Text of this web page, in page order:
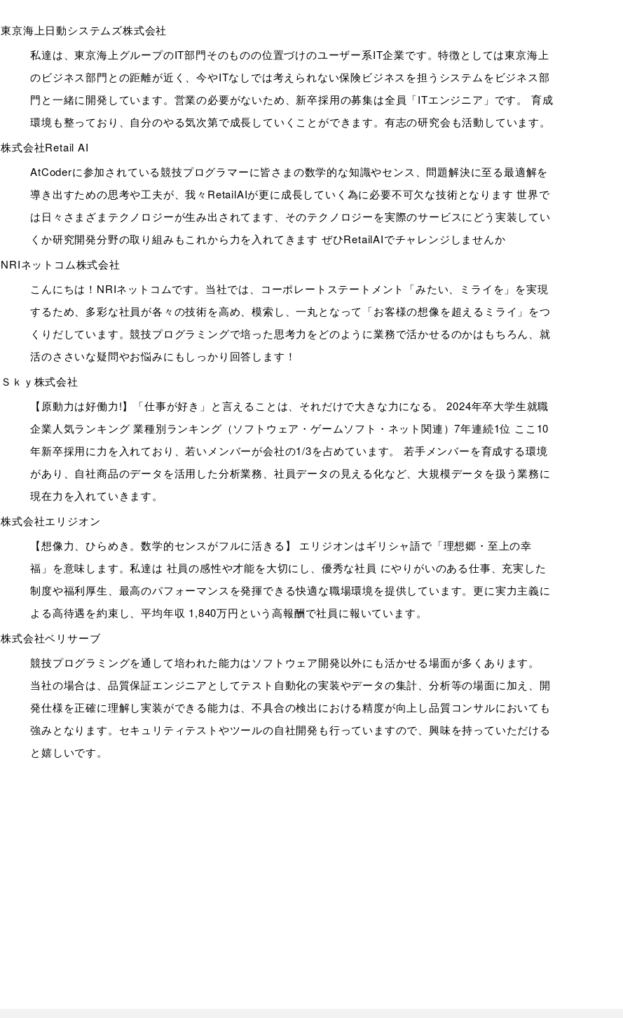
東京海上日動システムズ株式会社
私達は、東京海上グループのIT部門そのものの位置づけのユーザー系IT企業です。特徴としては東京海上
のビジネス部門との距離が近く、今やITなしでは考えられない保険ビジネスを担うシステムをビジネス部
門と一緒に開発しています。営業の必要がないため、新卒採用の募集は全員「ITエンジニア」です。 育成
環境も整っており、自分のやる気次第で成長していくことができます。有志の研究会も活動しています。
株式会社Retail AI
AtCoderに参加されている競技プログラマーに皆さまの数学的な知識やセンス、問題解決に至る最適解を
導き出すための思考や工夫が、我々RetailAIが更に成長していく為に必要不可欠な技術となります 世界で
は日々さまざまテクノロジーが生み出されてます、そのテクノロジーを実際のサービスにどう実装してい
くか研究開発分野の取り組みもこれから力を入れてきます ぜひRetailAIでチャレンジしませんか
NRIネットコム株式会社
こんにちは！NRIネットコムです。当社では、コーポレートステートメント「みたい、ミライを」を実現
するため、多彩な社員が各々の技術を⾼め、模索し、⼀丸となって「お客様の想像を超えるミライ」をつ
くりだしています。競技プログラミングで培った思考力をどのように業務で活かせるのかはもちろん、就
活のささいな疑問やお悩みにもしっかり回答します！
Ｓｋｙ株式会社
【原動力は好働力!】「仕事が好き」と言えることは、それだけで大きな力になる。 2024年卒大学生就職
企業人気ランキング 業種別ランキング（ソフトウェア・ゲームソフト・ネット関連）7年連続1位 ここ10
年新卒採用に力を入れており、若いメンバーが会社の1/3を占めています。 若手メンバーを育成する環境
があり、自社商品のデータを活用した分析業務、社員データの見える化など、大規模データを扱う業務に
現在力を入れていきます。
株式会社エリジオン
【想像力、ひらめき。数学的センスがフルに活きる】 エリジオンはギリシャ語で「理想郷・至上の幸
福」を意味します。私達は 社員の感性や才能を大切にし、優秀な社員 にやりがいのある仕事、充実した
制度や福利厚生、最高のパフォーマンスを発揮できる快適な職場環境を提供しています。更に実力主義に
よる高待遇を約束し、平均年収 1,840万円という高報酬で社員に報いています。
株式会社ベリサーブ
競技プログラミングを通して培われた能力はソフトウェア開発以外にも活かせる場面が多くあります。
当社の場合は、品質保証エンジニアとしてテスト自動化の実装やデータの集計、分析等の場面に加え、開
発仕様を正確に理解し実装ができる能力は、不具合の検出における精度が向上し品質コンサルにおいても
強みとなります。セキュリティテストやツールの自社開発も行っていますので、興味を持っていただける
と嬉しいです。